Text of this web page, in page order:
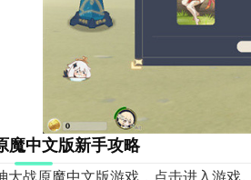
魔中文版新手攻略